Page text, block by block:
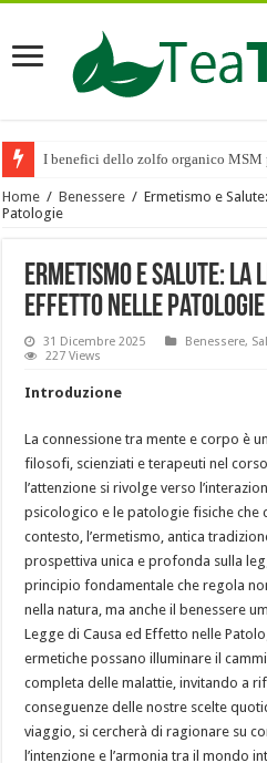
I benefici dello zolfo organico MSM
Home / Benessere / Ermetismo e
Patologie
Ermetismo e Salute: La
Effetto nelle Patologie
31 Dicembre 2025 Benessere,
227 Views
Introduzione
La connessione tra mente e corpo è
filosofi, scienziati e terapeuti nel
l’attenzione si rivolge verso
psicologico e le patologie fisiche che
contesto, l’ermetismo, antica
prospettiva unica e profonda sulla
principio fondamentale che regola
nella natura, ma anche il benessere
Legge di Causa ed Effetto nelle
ermetiche possano illuminare il
completa delle malattie, invitando a
conseguenze delle nostre scelte
viaggio, si cercherà di ragionare su
l’intenzione e l’armonia tra il mondo